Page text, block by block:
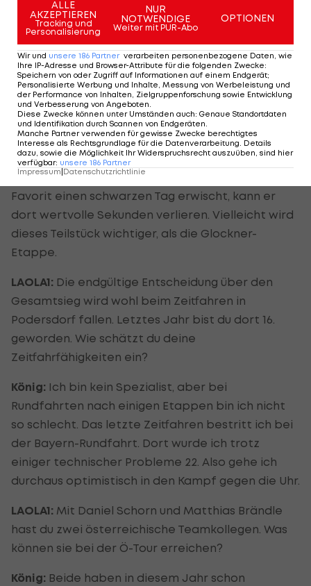
bewältigen kann. Aber natürlich werde ich
versuchen, zu gewinnen.
LAOLA1:Neben dem Horn ist vor allem die fünfte
Etappe mit dem Ziel am Sonntagberg
interessant. Der Schlussanstieg ist kurz, aber steil.
Könnte dieser für die Gesamtwertung
entscheidend werden?
König:Ich glaube nicht, dass dort der Kampf um
das Gelbe Trikot entschieden wird. Aber wenn ein
Favorit einen schwarzen Tag erwischt, kann er
dort wertvolle Sekunden verlieren. Vielleicht wird
dieses Teilstück wichtiger, als die Glockner-
Etappe.
LAOLA1: Die endgültige Entscheidung über den
Gesamtsieg wird wohl beim Zeitfahren in
Podersdorf fallen. Letztes Jahr bist du dort 16.
geworden. Wie schätzt du deine
Zeitfahrfähigkeiten ein?
König: Ich bin kein Spezialist, aber bei
Rundfahrten nach einigen Etappen bin ich nicht
so schlecht. Das letzte Zeitfahren bestritt ich bei
der Bayern-Rundfahrt. Dort wurde ich trotz
einiger technischer Probleme 22. Also gehe ich
durchaus optimistisch in den Kampf gegen die Uhr.
LAOLA1: Mit Daniel Schorn und Matthias Brändle
hast du zwei österreichische Teamkollegen. Was
können sie bei der Ö-Tour erreichen?
König: Beide haben in diesem Jahr schon
ALLE
AKZEPTIEREN
Tracking und
Personalisierung
NUR
NOTWENDIGE
Weiter mit PUR-Abo
OPTIONEN
Wir und unsere 186 Partner verarbeiten personenbezogene Daten, wie
Ihre IP-Adresse und Browser-Attribute für die folgenden Zwecke:
Speichern von oder Zugriff auf Informationen auf einem Endgerät;
Personalisierte Werbung und Inhalte, Messung von Werbeleistung und
der Performance von Inhalten, Zielgruppenforschung sowie Entwicklung
und Verbesserung von Angeboten
Diese Zwecke können unter Umständen auch: Genaue Standortdaten
und Identifikation durch Scannen von Endgeräten
Manche Partner verwenden für gewisse Zwecke berechtigtes
Interesse als Rechtsgrundlage für die Datenverarbeitung. Details
dazu, sowie die Möglichkeit Ihr Widerspruchsrecht auszuüben, sind hier
verfügbar: unsere 186 Partner
Impressum|Datenschutzrichtlinie